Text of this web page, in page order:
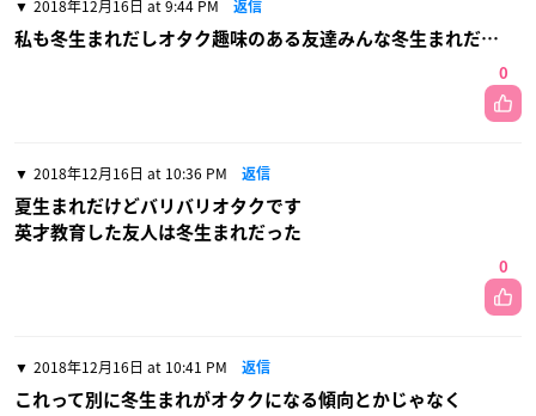
2018年12月16日 at 9:44 PM 返信
私も冬生まれだしオタク趣味のある友達みんな冬生まれだ…
0
2018年12月16日 at 10:36 PM 返信
夏生まれだけどバリバリオタクです
英才教育した友人は冬生まれだった
0
2018年12月16日 at 10:41 PM 返信
これって別に冬生まれがオタクになる傾向とかじゃなく